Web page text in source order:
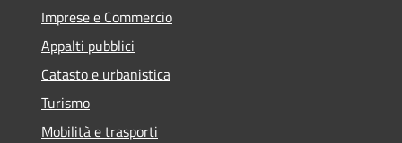
Imprese e Commercio
Appalti pubblici
Catasto e urbanistica
Turismo
Mobilità e trasporti